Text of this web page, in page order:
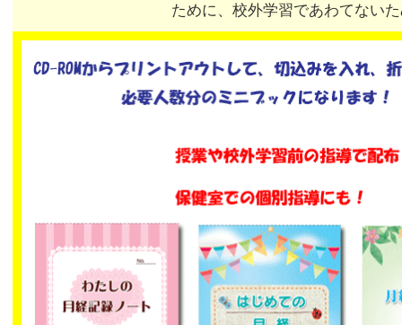
ために、校外学習であわてない